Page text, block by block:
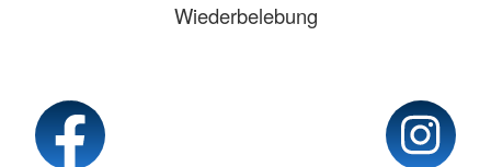
Wiederbelebung